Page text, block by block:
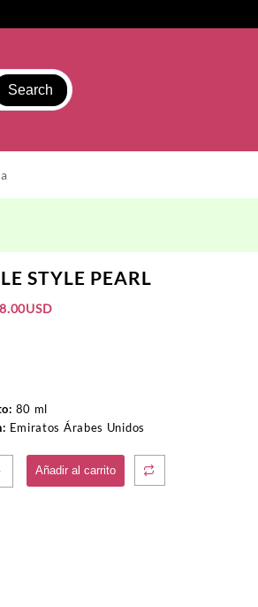
Search
STYLE PEARL
USDEl
80 ml
Emiratos Árabes Unidos
Añadir al carrito